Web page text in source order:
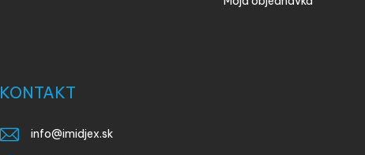
KONTAKT
info@imidjex.sk